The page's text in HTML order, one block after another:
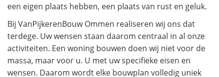
een eigen plaats hebben, een plaats van rust en geluk.
Bij VanPijkerenBouw Ommen realiseren wij ons dat
terdege. Uw wensen staan daarom centraal in al onze
activiteiten. Een woning bouwen doen wij niet voor de
massa, maar voor u. U met uw specifieke eisen en
wensen. Daarom wordt elke bouwplan volledig uniek